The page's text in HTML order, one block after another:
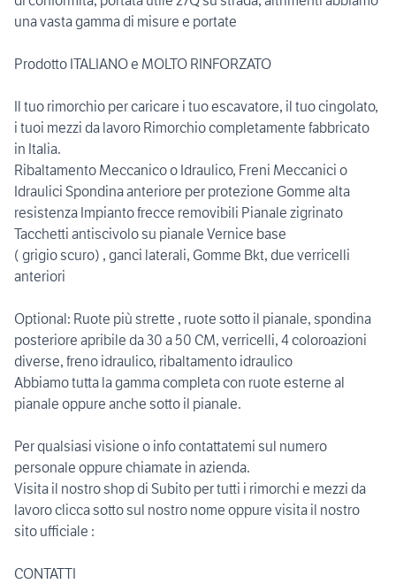
una vasta gamma di misure e portate
Prodotto ITALIANO e MOLTO RINFORZATO
Il tuo rimorchio per caricare i tuo escavatore, il tuo cingolato,
i tuoi mezzi da lavoro Rimorchio completamente fabbricato
in Italia.
Ribaltamento Meccanico o Idraulico, Freni Meccanici o
Idraulici Spondina anteriore per protezione Gomme alta
resistenza Impianto frecce removibili Pianale zigrinato
Tacchetti antiscivolo su pianale Vernice base
( grigio scuro) , ganci laterali, Gomme Bkt, due verricelli
anteriori
Optional: Ruote più strette , ruote sotto il pianale, spondina
posteriore apribile da 30 a 50 CM, verricelli, 4 coloroazioni
diverse, freno idraulico, ribaltamento idraulico
Abbiamo tutta la gamma completa con ruote esterne al
pianale oppure anche sotto il pianale.
Per qualsiasi visione o info contattatemi sul numero
personale oppure chiamate in azienda.
Visita il nostro shop di Subito per tutti i rimorchi e mezzi da
lavoro clicca sotto sul nostro nome oppure visita il nostro
sito ufficiale :
CONTATTI